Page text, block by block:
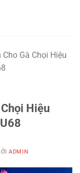
Brand
Gà Chọi Hiệu
Hiệu
ADMIN